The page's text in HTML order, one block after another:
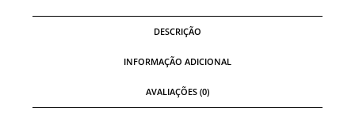
DESCRIÇÃO
INFORMAÇÃO ADICIONAL
AVALIAÇÕES (0)